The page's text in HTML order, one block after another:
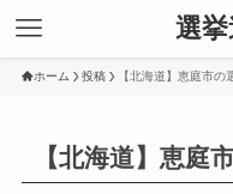
選
ホーム 投稿 【北海道】恵庭市の
【北海道】恵庭